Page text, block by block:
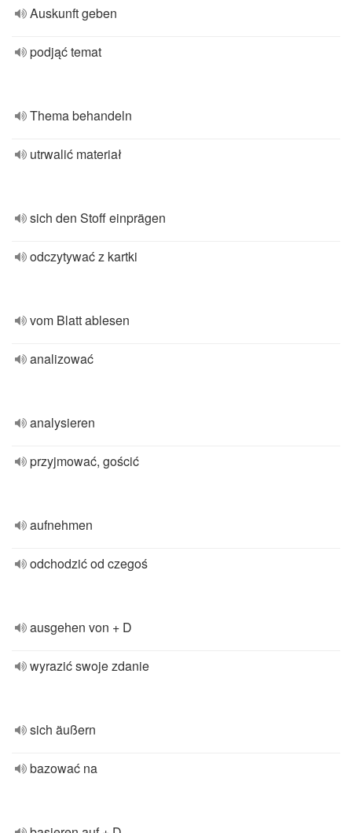
Auskunft geben
podjąć temat
Thema behandeln
utrwalić materiał
sich den Stoff einprägen
odczytywać z kartki
vom Blatt ablesen
analizować
analysieren
przyjmować, gościć
aufnehmen
odchodzić od czegoś
ausgehen von + D
wyrazić swoje zdanie
sich äußern
bazować na